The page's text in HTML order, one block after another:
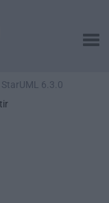
StarUML 6.3.0